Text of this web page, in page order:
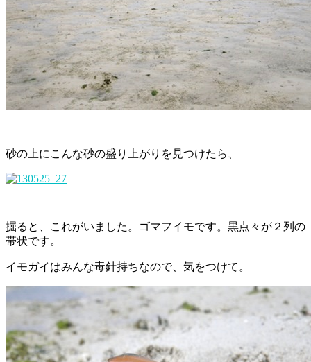
砂の上にこんな砂の盛り上がりを見つけたら、
掘ると、これがいました。ゴマフイモです。黒点々が２列の
帯状です。
イモガイはみんな毒針持ちなので、気をつけて。